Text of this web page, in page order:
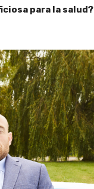
para la salud?